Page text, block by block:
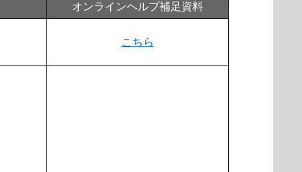
オンラインヘルプ補足資料
こちら